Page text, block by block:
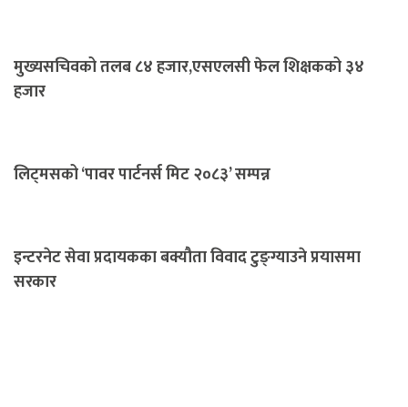
मुख्यसचिवको तलब ८४ हजार,एसएलसी फेल शिक्षकको ३४
हजार
लिट्मसको ‘पावर पार्टनर्स मिट २०८३’ सम्पन्न
इन्टरनेट सेवा प्रदायकका बक्यौता विवाद टुङ्ग्याउने प्रयासमा
सरकार